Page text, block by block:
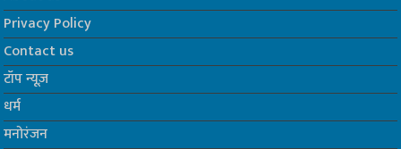
Privacy Policy
Contact us
टॉप न्यूज़
धर्म
मनोरंजन